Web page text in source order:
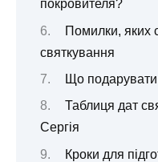
покровителя?
Помилки, яких
святкування
Що
Таблиця дат
Сергія
Кроки для